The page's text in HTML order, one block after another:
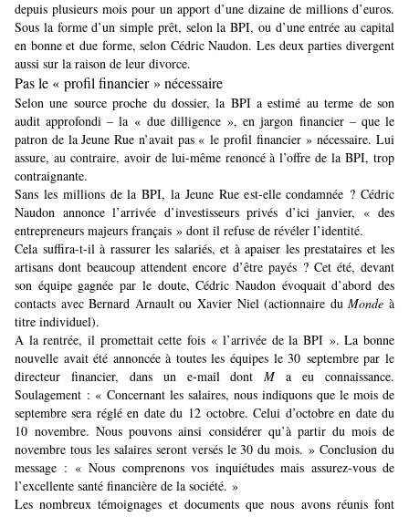
depuis plusieurs mois pour un apport d’une dizaine de millions d’euros.
Sous la forme d’un simple prêt, selon la BPI, ou d’une entrée au capital
en bonne et due forme, selon Cédric Naudon. Les deux parties divergent
aussi sur la raison de leur divorce.
Pas le « profil financier » nécessaire
Selon une source proche du dossier, la BPI a estimé au terme de son
audit approfondi – la « due dilligence », en jargon financier – que le
patron de la Jeune Rue n’avait pas « le profil financier » nécessaire. Lui
assure, au contraire, avoir de lui-même renoncé à l’offre de la BPI, trop
contraignante.
Sans les millions de la BPI, la Jeune Rue est-elle condamnée ? Cédric
Naudon annonce l’arrivée d’investisseurs privés d’ici janvier, « des
entrepreneurs majeurs français » dont il refuse de révéler l’identité.
Cela suffira-t-il à rassurer les salariés, et à apaiser les prestataires et les
artisans dont beaucoup attendent encore d’être payés ? Cet été, devant
son équipe gagnée par le doute, Cédric Naudon évoquait d’abord des
contacts avec Bernard Arnault ou Xavier Niel (actionnaire duMonde à
titre individuel).
A la rentrée, il promettait cette fois « l’arrivée de la BPI ». La bonne
nouvelle avait été annoncée à toutes les équipes le 30 septembre par le
directeur financier, dans un e-mail dontM a eu connaissance.
Soulagement : « Concernant les salaires, nous indiquons que le mois de
septembre sera réglé en date du 12 octobre. Celui d’octobre en date du
10 novembre. Nous pouvons ainsi considérer qu’à partir du mois de
novembre tous les salaires seront versés le 30 du mois. » Conclusion du
message : « Nous comprenons vos inquiétudes mais assurez-vous de
l’excellente santé financière de la société. »
Les nombreux témoignages et documents que nous avons réunis font